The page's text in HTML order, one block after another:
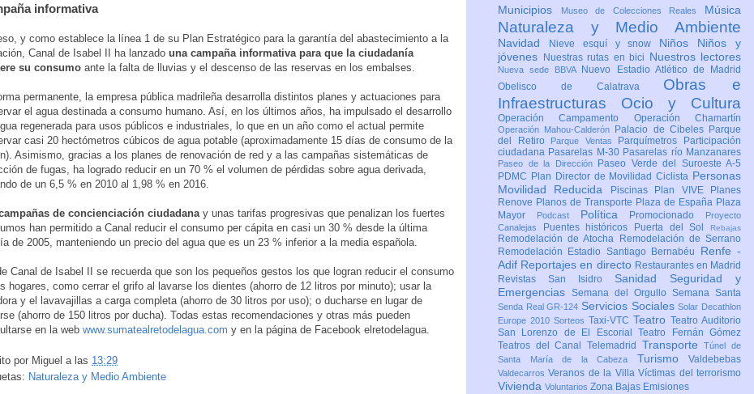
informativa
y como establece la línea 1 de su Plan Estratégico para la garantía del abastecimiento a la
Canal de Isabel II ha lanzado una campaña informativa para que la ciudadanía
su consumo ante la falta de lluvias y el descenso de las reservas en los embalses.
permanente, la empresa pública madrileña desarrolla distintos planes y actuaciones para
el agua destinada a consumo humano. Así, en los últimos años, ha impulsado el desarrollo
regenerada para usos públicos e industriales, lo que en un año como el actual permite
casi 20 hectómetros cúbicos de agua potable (aproximadamente 15 días de consumo de la
Asimismo, gracias a los planes de renovación de red y a las campañas sistemáticas de
de fugas, ha logrado reducir en un 70 % el volumen de pérdidas sobre agua derivada,
de un 6,5 % en 2010 al 1,98 % en 2016.
de concienciación ciudadana y unas tarifas progresivas que penalizan los fuertes
han permitido a Canal reducir el consumo per cápita en casi un 30 % desde la última
de 2005, manteniendo un precio del agua que es un 23 % inferior a la media española.
Canal de Isabel II se recuerda que son los pequeños gestos los que logran reducir el consumo
hogares, como cerrar el grifo al lavarse los dientes (ahorro de 12 litros por minuto); usar la
y el lavavajillas a carga completa (ahorro de 30 litros por uso); o ducharse en lugar de
(ahorro de 150 litros por ducha). Todas estas recomendaciones y otras más pueden
en la web www.sumatealretodelagua.com y en la página de Facebook elretodelagua.
por Miguel a las 13:29
Naturaleza y Medio Ambiente
Municipios Museo de Colecciones Reales Música
Naturaleza y Medio Ambiente
Navidad Nieve esquí y snow Niños Niños y
jóvenes
Nuestras rutas en bici Nuestros lectores
Nueva sede BBVA
Nuevo Estadio Atlético de Madrid
Obelisco de Calatrava Obras e
Infraestructuras Ocio y Cultura
Operación Campamento Operación Chamartín
Operación Mahou-Calderón Palacio de Cibeles Parque
del Retiro
Parque Ventas Parquímetros
Participación
ciudadana Pasarelas M-30 Pasarelas río Manzanares
Paseo de la Dirección
Paseo Verde del Suroeste A-5
PDMC Plan Director de Movilidad Ciclista Personas
Movilidad Reducida
Piscinas Plan VIVE
Planes
Renove Planos de Transporte Plaza de España Plaza
Mayor
Podcast Política Promocionado
Proyecto
Canalejas
Puentes históricos Puerta del Sol Rebajas
Remodelación de Atocha
Remodelación de Serrano
Remodelación Estadio Santiago Bernabéu Renfe -
Adif Reportajes en directo Restaurantes en Madrid
Revistas San Isidro Sanidad Seguridad y
Emergencias Semana del Orgullo Semana Santa
Senda Real GR-124 Servicios SocialesSolar Decathlon
Europe 2010 Sorteos Taxi-VTC Teatro Teatro Auditorio
San Lorenzo de El EscorialTeatro Fernán Gómez
Teatros del Canal Telemadrid TransporteTúnel de
Santa María de la Cabeza Turismo Valdebebas
ValdecarrosVeranos de la VillaVíctimas del terrorismo
Vivienda Voluntarios Zona Bajas Emisiones